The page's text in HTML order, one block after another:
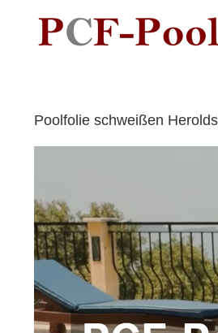
content
Poolfolie schweißen